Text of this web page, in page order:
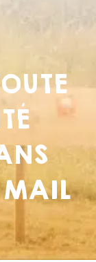
MAIL